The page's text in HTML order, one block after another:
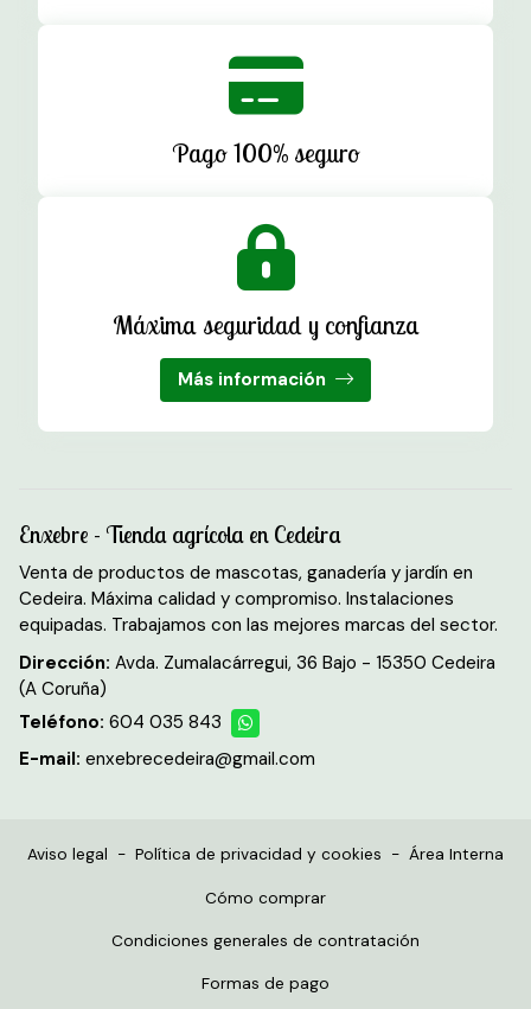
Pago 100% seguro
Máxima seguridad y confianza
Más información
Enxebre - Tienda agrícola en Cedeira
Venta de productos de mascotas, ganadería y jardín en
Cedeira. Máxima calidad y compromiso. Instalaciones
equipadas. Trabajamos con las mejores marcas del sector.
Dirección: Avda. Zumalacárregui, 36 Bajo - 15350 Cedeira
(A Coruña)
Teléfono: 604 035 843
E-mail: enxebrecedeira@gmail.com
Aviso legal - Política de privacidad y cookies - Área Interna
Cómo comprar
Condiciones generales de contratación
Formas de pago